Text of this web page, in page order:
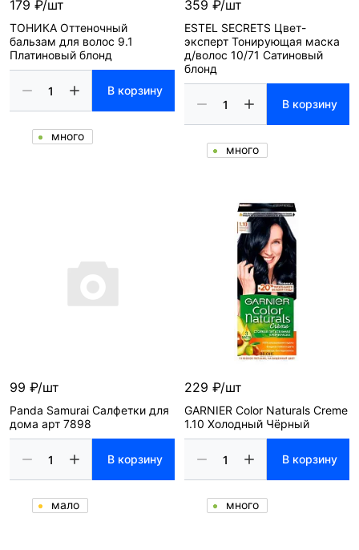
179 ₽/шт
ТОНИКА Оттеночный
бальзам для волос 9.1
Платиновый блонд
В корзину
много
359 ₽/шт
ESTEL SECRETS Цвет-
эксперт Тонирующая маска
д/волос 10/71 Сатиновый
блонд
В корзину
много
99 ₽/шт
Panda Samurai Салфетки для
дома арт 7898
В корзину
мало
229 ₽/шт
GARNIER Color Naturals Creme
1.10 Холодный Чёрный
В корзину
много